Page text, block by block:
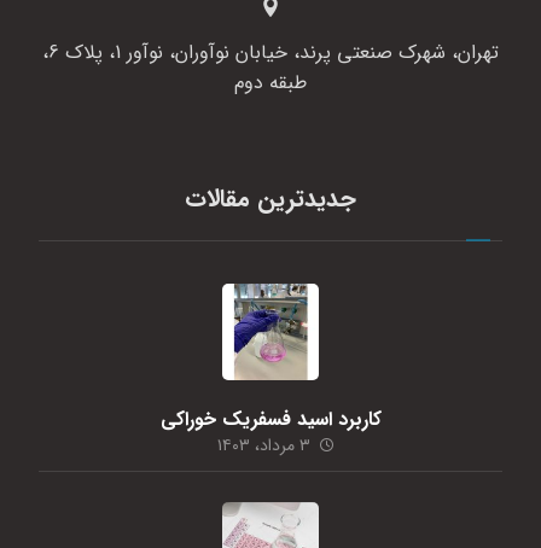
تهران، شهرک صنعتی پرند، خیابان نوآوران، نوآور 1، پلاک 6،
طبقه دوم
جدیدترین مقالات
کاربرد اسید فسفریک خوراکی
۳ مرداد، ۱۴۰۳